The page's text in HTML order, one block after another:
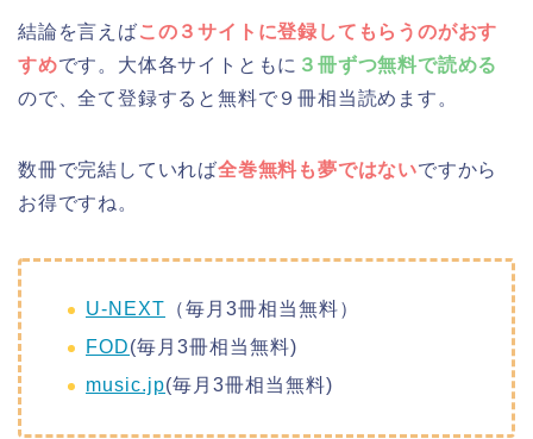
結論を言えばこの３サイトに登録してもらうのがおす
すめです。大体各サイトともに ３冊ずつ無料で読める
ので、全て登録すると無料で９冊相当読めます。
数冊で完結していれば全巻無料も夢ではないですから
お得ですね。
U-NEXT （毎月3冊相当無料）
FOD(毎月3冊相当無料)
music.jp(毎月3冊相当無料)